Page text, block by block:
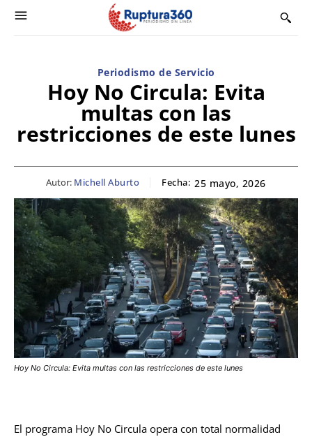
Periodismo de Servicio
Hoy No Circula: Evita
multas con las
restricciones de este lunes
Autor: Michell Aburto Fecha: 25 mayo, 2026
Hoy No Circula: Evita multas con las restricciones de este lunes
El programa Hoy No Circula opera con total normalidad